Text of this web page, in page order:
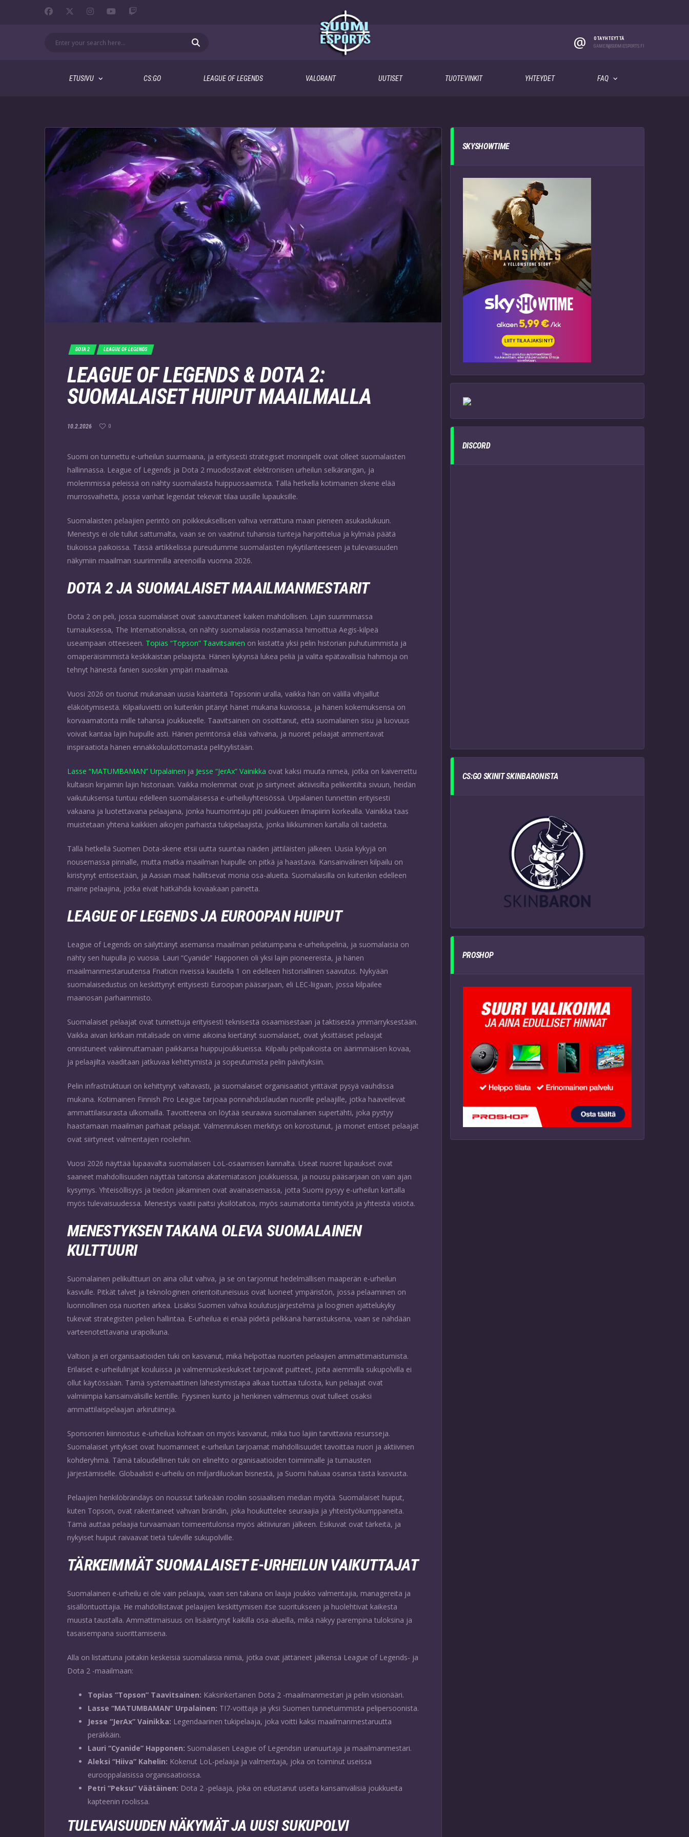
@
OTA YHTEYTTÄ
GAMER@SUOMIESPORTS.FI
ETUSIVU CS:GO LEAGUE OF LEGENDS VALORANT UUTISET TUOTEVINKIT YHTEYDET FAQ
DOTA 2 LEAGUE OF LEGENDS
LEAGUE OF LEGENDS & DOTA 2:
SUOMALAISET HUIPUT MAAILMALLA
10.2.2026 0
Suomi on tunnettu e-urheilun suurmaana, ja erityisesti strategiset moninpelit ovat olleet suomalaisten
hallinnassa. League of Legends ja Dota 2 muodostavat elektronisen urheilun selkärangan, ja
molemmissa peleissä on nähty suomalaista huippuosaamista. Tällä hetkellä kotimainen skene elää
murrosvaihetta, jossa vanhat legendat tekevät tilaa uusille lupauksille.
Suomalaisten pelaajien perintö on poikkeuksellisen vahva verrattuna maan pieneen asukaslukuun.
Menestys ei ole tullut sattumalta, vaan se on vaatinut tuhansia tunteja harjoittelua ja kylmää päätä
tiukoissa paikoissa. Tässä artikkelissa pureudumme suomalaisten nykytilanteeseen ja tulevaisuuden
näkymiin maailman suurimmilla areenoilla vuonna 2026.
DOTA 2 JA SUOMALAISET MAAILMANMESTARIT
Dota 2 on peli, jossa suomalaiset ovat saavuttaneet kaiken mahdollisen. Lajin suurimmassa
turnauksessa, The Internationalissa, on nähty suomalaisia nostamassa himoittua Aegis-kilpeä
useampaan otteeseen. Topias “Topson” Taavitsainen on kiistatta yksi pelin historian puhutuimmista ja
omaperäisimmistä keskikaistan pelaajista. Hänen kykynsä lukea peliä ja valita epätavallisia hahmoja on
tehnyt hänestä fanien suosikin ympäri maailmaa.
Vuosi 2026 on tuonut mukanaan uusia käänteitä Topsonin uralla, vaikka hän on välillä vihjaillut
eläköitymisestä. Kilpailuvietti on kuitenkin pitänyt hänet mukana kuvioissa, ja hänen kokemuksensa on
korvaamatonta mille tahansa joukkueelle. Taavitsainen on osoittanut, että suomalainen sisu ja luovuus
voivat kantaa lajin huipulle asti. Hänen perintönsä elää vahvana, ja nuoret pelaajat ammentavat
inspiraatiota hänen ennakkoluulottomasta pelityylistään.
Lasse “MATUMBAMAN” Urpalainen ja Jesse “JerAx” Vainikka ovat kaksi muuta nimeä, jotka on kaiverrettu
kultaisin kirjaimin lajin historiaan. Vaikka molemmat ovat jo siirtyneet aktiivisilta pelikentiltä sivuun, heidän
vaikutuksensa tuntuu edelleen suomalaisessa e-urheiluyhteisössä. Urpalainen tunnettiin erityisesti
vakaana ja luotettavana pelaajana, jonka huumorintaju piti joukkueen ilmapiirin korkealla. Vainikka taas
muistetaan yhtenä kaikkien aikojen parhaista tukipelaajista, jonka liikkuminen kartalla oli taidetta.
Tällä hetkellä Suomen Dota-skene etsii uutta suuntaa näiden jättiläisten jälkeen. Uusia kykyjä on
nousemassa pinnalle, mutta matka maailman huipulle on pitkä ja haastava. Kansainvälinen kilpailu on
kiristynyt entisestään, ja Aasian maat hallitsevat monia osa-alueita. Suomalaisilla on kuitenkin edelleen
maine pelaajina, jotka eivät hätkähdä kovaakaan painetta.
LEAGUE OF LEGENDS JA EUROOPAN HUIPUT
League of Legends on säilyttänyt asemansa maailman pelatuimpana e-urheilupelinä, ja suomalaisia on
nähty sen huipulla jo vuosia. Lauri “Cyanide” Happonen oli yksi lajin pioneereista, ja hänen
maailmanmestaruutensa Fnaticin riveissä kaudella 1 on edelleen historiallinen saavutus. Nykyään
suomalaisedustus on keskittynyt erityisesti Euroopan pääsarjaan, eli LEC-liigaan, jossa kilpailee
maanosan parhaimmisto.
Suomalaiset pelaajat ovat tunnettuja erityisesti teknisestä osaamisestaan ja taktisesta ymmärryksestään.
Vaikka aivan kirkkain mitalisade on viime aikoina kiertänyt suomalaiset, ovat yksittäiset pelaajat
onnistuneet vakiinnuttamaan paikkansa huippujoukkueissa. Kilpailu pelipaikoista on äärimmäisen kovaa,
ja pelaajilta vaaditaan jatkuvaa kehittymistä ja sopeutumista pelin päivityksiin.
Pelin infrastruktuuri on kehittynyt valtavasti, ja suomalaiset organisaatiot yrittävät pysyä vauhdissa
mukana. Kotimainen Finnish Pro League tarjoaa ponnahduslaudan nuorille pelaajille, jotka haaveilevat
ammattilaisurasta ulkomailla. Tavoitteena on löytää seuraava suomalainen supertähti, joka pystyy
haastamaan maailman parhaat pelaajat. Valmennuksen merkitys on korostunut, ja monet entiset pelaajat
ovat siirtyneet valmentajien rooleihin.
Vuosi 2026 näyttää lupaavalta suomalaisen LoL-osaamisen kannalta. Useat nuoret lupaukset ovat
saaneet mahdollisuuden näyttää taitonsa akatemiatason joukkueissa, ja nousu pääsarjaan on vain ajan
kysymys. Yhteisöllisyys ja tiedon jakaminen ovat avainasemassa, jotta Suomi pysyy e-urheilun kartalla
myös tulevaisuudessa. Menestys vaatii paitsi yksilötaitoa, myös saumatonta tiimityötä ja yhteistä visiota.
MENESTYKSEN TAKANA OLEVA SUOMALAINEN
KULTTUURI
Suomalainen pelikulttuuri on aina ollut vahva, ja se on tarjonnut hedelmällisen maaperän e-urheilun
kasvulle. Pitkät talvet ja teknologinen orientoituneisuus ovat luoneet ympäristön, jossa pelaaminen on
luonnollinen osa nuorten arkea. Lisäksi Suomen vahva koulutusjärjestelmä ja looginen ajattelukyky
tukevat strategisten pelien hallintaa. E-urheilua ei enää pidetä pelkkänä harrastuksena, vaan se nähdään
varteenotettavana urapolkuna.
Valtion ja eri organisaatioiden tuki on kasvanut, mikä helpottaa nuorten pelaajien ammattimaistumista.
Erilaiset e-urheilulinjat kouluissa ja valmennuskeskukset tarjoavat puitteet, joita aiemmilla sukupolvilla ei
ollut käytössään. Tämä systemaattinen lähestymistapa alkaa tuottaa tulosta, kun pelaajat ovat
valmiimpia kansainvälisille kentille. Fyysinen kunto ja henkinen valmennus ovat tulleet osaksi
ammattilaispelaajan arkirutiineja.
Sponsorien kiinnostus e-urheilua kohtaan on myös kasvanut, mikä tuo lajiin tarvittavia resursseja.
Suomalaiset yritykset ovat huomanneet e-urheilun tarjoamat mahdollisuudet tavoittaa nuori ja aktiivinen
kohderyhmä. Tämä taloudellinen tuki on elinehto organisaatioiden toiminnalle ja turnausten
järjestämiselle. Globaalisti e-urheilu on miljardiluokan bisnestä, ja Suomi haluaa osansa tästä kasvusta.
Pelaajien henkilöbrändäys on noussut tärkeään rooliin sosiaalisen median myötä. Suomalaiset huiput,
kuten Topson, ovat rakentaneet vahvan brändin, joka houkuttelee seuraajia ja yhteistyökumppaneita.
Tämä auttaa pelaajia turvaamaan toimeentulonsa myös aktiiviuran jälkeen. Esikuvat ovat tärkeitä, ja
nykyiset huiput raivaavat tietä tuleville sukupolville.
TÄRKEIMMÄT SUOMALAISET E-URHEILUN VAIKUTTAJAT
Suomalainen e-urheilu ei ole vain pelaajia, vaan sen takana on laaja joukko valmentajia, managereita ja
sisällöntuottajia. He mahdollistavat pelaajien keskittymisen itse suoritukseen ja huolehtivat kaikesta
muusta taustalla. Ammattimaisuus on lisääntynyt kaikilla osa-alueilla, mikä näkyy parempina tuloksina ja
tasaisempana suorittamisena.
Alla on listattuna joitakin keskeisiä suomalaisia nimiä, jotka ovat jättäneet jälkensä League of Legends- ja
Dota 2 -maailmaan:
Topias “Topson” Taavitsainen: Kaksinkertainen Dota 2 -maailmanmestari ja pelin visionääri.
Lasse “MATUMBAMAN” Urpalainen: TI7-voittaja ja yksi Suomen tunnetuimmista pelipersoonista.
Jesse “JerAx” Vainikka: Legendaarinen tukipelaaja, joka voitti kaksi maailmanmestaruutta
peräkkäin.
Lauri “Cyanide” Happonen: Suomalaisen League of Legendsin uranuurtaja ja maailmanmestari.
Aleksi “Hiiva” Kahelin: Kokenut LoL-pelaaja ja valmentaja, joka on toiminut useissa
eurooppalaisissa organisaatioissa.
Petri “Peksu” Väätäinen: Dota 2 -pelaaja, joka on edustanut useita kansainvälisiä joukkueita
kapteenin roolissa.
TULEVAISUUDEN NÄKYMÄT JA UUSI SUKUPOLVI
SKYSHOWTIME
DISCORD
CS:GO SKINIT SKINBARONISTA
PROSHOP